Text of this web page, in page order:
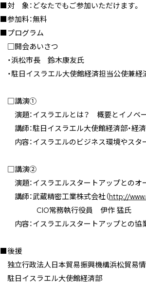
■対 象：どなたでもご参加いただけます。
■参加料：無料
■プログラム
□開会あいさつ
・浜松市長 鈴木康友氏
・駐日イスラエル大使館経済担当公使兼
□講演①
演題：イスラエルとは？ 概要とイノベ
講師：駐日イスラエル大使館経済部・
内容：イスラエルのビジネス環境やスタ
□講演②
演題：イスラエルスタートアップとのオ
講師：武蔵精密工業株式会社（http://
CIO常務執行役員 伊作 猛氏
内容：イスラエルスタートアップとの協
■後援
独立行政法人日本貿易振興機構浜松貿易情
駐日イスラエル大使館経済部